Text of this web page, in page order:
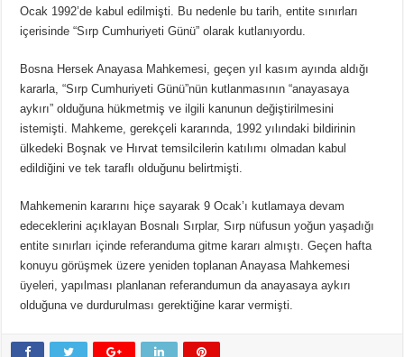
Ocak 1992’de kabul edilmişti. Bu nedenle bu tarih, entite sınırları
içerisinde “Sırp Cumhuriyeti Günü” olarak kutlanıyordu.
Bosna Hersek Anayasa Mahkemesi, geçen yıl kasım ayında aldığı
kararla, “Sırp Cumhuriyeti Günü”nün kutlanmasının “anayasaya
aykırı” olduğuna hükmetmiş ve ilgili kanunun değiştirilmesini
istemişti. Mahkeme, gerekçeli kararında, 1992 yılındaki bildirinin
ülkedeki Boşnak ve Hırvat temsilcilerin katılımı olmadan kabul
edildiğini ve tek taraflı olduğunu belirtmişti.
Mahkemenin kararını hiçe sayarak 9 Ocak’ı kutlamaya devam
edeceklerini açıklayan Bosnalı Sırplar, Sırp nüfusun yoğun yaşadığı
entite sınırları içinde referanduma gitme kararı almıştı. Geçen hafta
konuyu görüşmek üzere yeniden toplanan Anayasa Mahkemesi
üyeleri, yapılması planlanan referandumun da anayasaya aykırı
olduğuna ve durdurulması gerektiğine karar vermişti.